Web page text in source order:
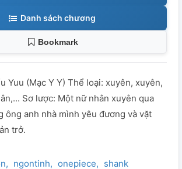
Danh sách chương
Bookmark
Yuu (Mạc Y Y) Thể loại: xuyên, xuyên,
Sơ lược: Một nữ nhân xuyên qua
ông anh nhà mình yêu đương và vặt
trở.
ngontinh onepiece shank